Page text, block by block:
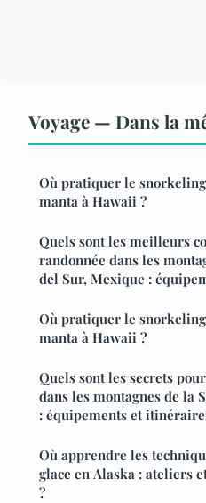
Voyage — Dans la
Où pratiquer le
manta à Hawaii ?
Quels sont les meilleurs
randonnée dans les
del Sur, Mexique :
Où pratiquer le
manta à Hawaii ?
Quels sont les secrets
dans les montagnes de la
: équipements et
Où apprendre les
glace en Alaska : ateliers
?